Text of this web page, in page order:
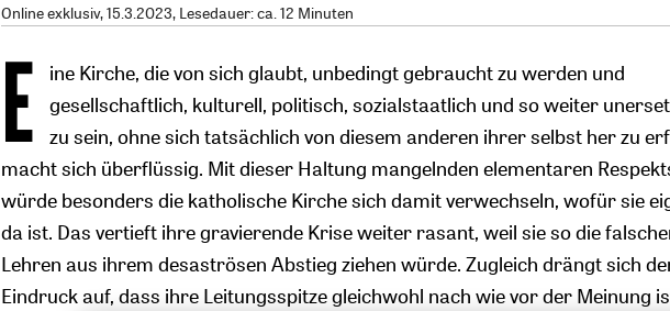
Online exklusiv, 15.3.2023, Lesedauer: ca. 12 Minuten
E
ine Kirche, die von sich glaubt, unbedingt gebraucht zu werden und
gesellschaftlich, kulturell, politisch, sozialstaatlich und so weiter
zu sein, ohne sich tatsächlich von diesem anderen ihrer selbst her zu
macht sich überflüssig. Mit dieser Haltung mangelnden elementaren
würde besonders die katholische Kirche sich damit verwechseln, wofür sie
da ist. Das vertieft ihre gravierende Krise weiter rasant, weil sie so die
Lehren aus ihrem desaströsen Abstieg ziehen würde. Zugleich drängt sich
Eindruck auf, dass ihre Leitungsspitze gleichwohl nach wie vor der Meinung